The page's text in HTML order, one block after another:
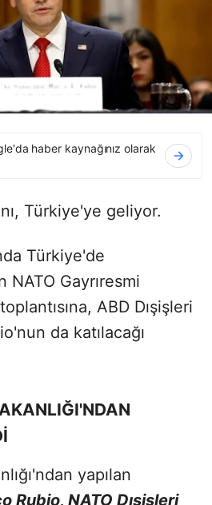
haber kaynağınız olarak
Türkiye'ye geliyor.
Türkiye'de
Gayrıresmi
ABD Dışişleri
da katılacağı
yapılan
Rubio, NATO Dışişleri